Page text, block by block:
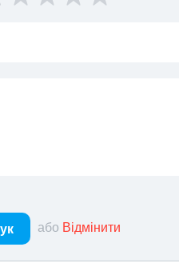
або Відмінити